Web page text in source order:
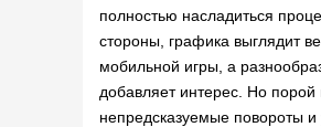
полностью насладиться
стороны, графика выглядит
мобильной игры, а
добавляет интерес. Но
непредсказуемые повороты